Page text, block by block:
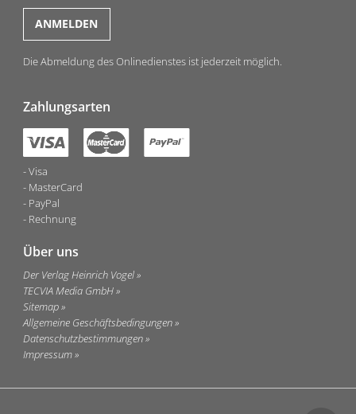
Die Abmeldung des Onlinedienstes ist jederzeit möglich.
Zahlungsarten
Visa
MasterCard
PayPal
Rechnung
Über uns
Der Verlag Heinrich Vogel
TECVIA Media GmbH
Sitemap
Allgemeine Geschäftsbedingungen
Datenschutzbestimmungen
Impressum